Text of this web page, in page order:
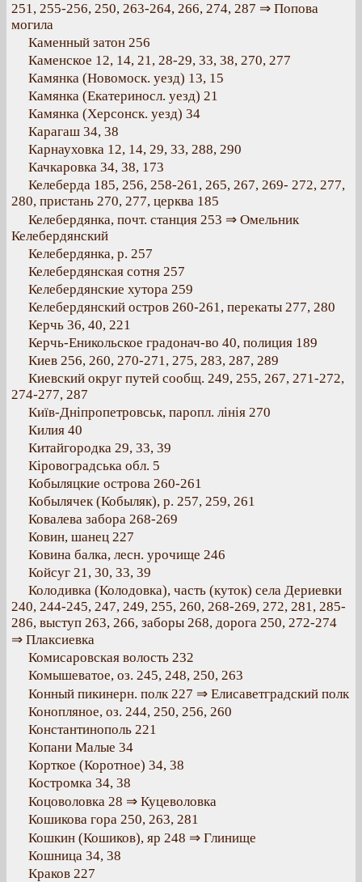
251, 255-256, 250, 263-264, 266, 274, 287 ⇒ Попова
могила
Каменный затон 256
Каменское 12, 14, 21, 28-29, 33, 38, 270, 277
Камянка (Новомоск. уезд) 13, 15
Камянка (Екатериносл. уезд) 21
Камянка (Херсонск. уезд) 34
Карагаш 34, 38
Карнауховка 12, 14, 29, 33, 288, 290
Качкаровка 34, 38, 173
Келеберда 185, 256, 258-261, 265, 267, 269- 272, 277,
280, пристань 270, 277, церква 185
Келебердянка, почт. станция 253 ⇒ Омельник
Келебердянский
Келебердянка, р. 257
Келебердянская сотня 257
Келебердянские хутора 259
Келебердянский остров 260-261, перекаты 277, 280
Керчь 36, 40, 221
Керчь-Еникольское градонач-во 40, полиция 189
Киев 256, 260, 270-271, 275, 283, 287, 289
Киевский округ путей сообщ. 249, 255, 267, 271-272,
274-277, 287
Київ-Дніпропетровськ, паропл. лінія 270
Килия 40
Китайгородка 29, 33, 39
Кіровоградська обл. 5
Кобыляцкие острова 260-261
Кобылячек (Кобыляк), р. 257, 259, 261
Ковалева забора 268-269
Ковин, шанец 227
Ковина балка, лесн. урочище 246
Койсуг 21, 30, 33, 39
Колодивка (Колодовка), часть (куток) села Дериевки
240, 244-245, 247, 249, 255, 260, 268-269, 272, 281, 285-
286, выступ 263, 266, заборы 268, дорога 250, 272-274
⇒ Плаксиевка
Комисаровская волость 232
Комышеватое, оз. 245, 248, 250, 263
Конный пикинерн. полк 227 ⇒ Елисаветградский полк
Конопляное, оз. 244, 250, 256, 260
Константинополь 221
Копани Малые 34
Корткое (Коротное) 34, 38
Костромка 34, 38
Коцоволовка 28 ⇒ Куцеволовка
Кошикова гора 250, 263, 281
Кошкин (Кошиков), яр 248 ⇒ Глинище
Кошница 34, 38
Краков 227